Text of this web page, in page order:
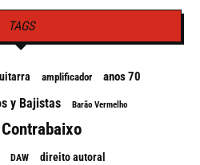
TAGS
amplificador anos 70
y Bajistas Barão Vermelho
Contrabaixo
DAW direito autoral